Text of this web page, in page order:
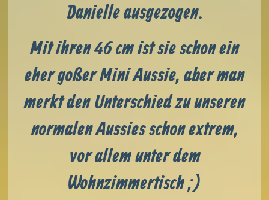
Danielle ausgezogen.
Mit ihren 46 cm ist sie schon ein
eher goßer Mini Aussie, aber man
merkt den Unterschied zu unseren
normalen Aussies schon extrem,
vor allem unter dem
Wohnzimmertisch ;)